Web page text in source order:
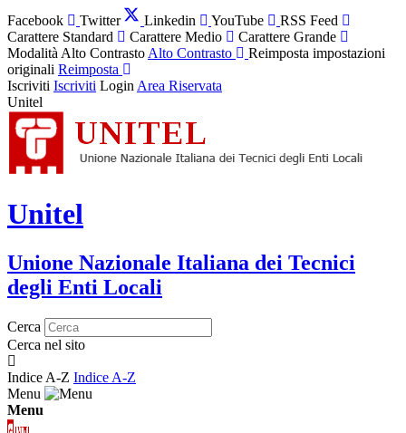
Facebook Twitter Linkedin YouTube
RSS Feed
Carattere Standard
Carattere Medio
Carattere Grande
Modalità Alto Contrasto Alto Contrasto
Reimposta impostazioni
originali Reimposta
Iscriviti Iscriviti Login Area Riservata
Unitel
Unitel
Unione Nazionale Italiana dei Tecnici
degli Enti Locali
Cerca
Cerca nel sito
Indice A-Z Indice A-Z
Menu
Menu